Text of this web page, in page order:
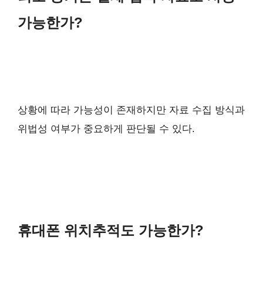
가능한가?
상황에 따라 가능성이 존재하지만 자료 수집 방식과
위법성 여부가 중요하게 판단될 수 있다.
휴대폰 위치추적도 가능한가?